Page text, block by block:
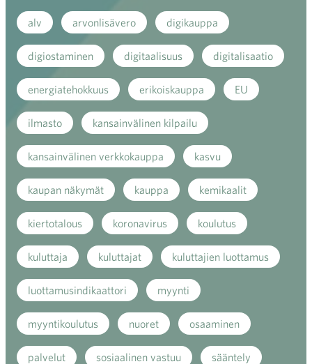
alv arvonlisävero digikauppa
digiostaminen digitaalisuus digitalisaatio
energiatehokkuus erikoiskauppa EU
ilmasto kansainvälinen kilpailu
kansainvälinen verkkokauppa kasvu
kaupan näkymät kauppa kemikaalit
kiertotalous koronavirus koulutus
kuluttaja kuluttajat kuluttajien luottamus
luottamusindikaattori myynti
myyntikoulutus nuoret osaaminen
palvelut sosiaalinen vastuu sääntely